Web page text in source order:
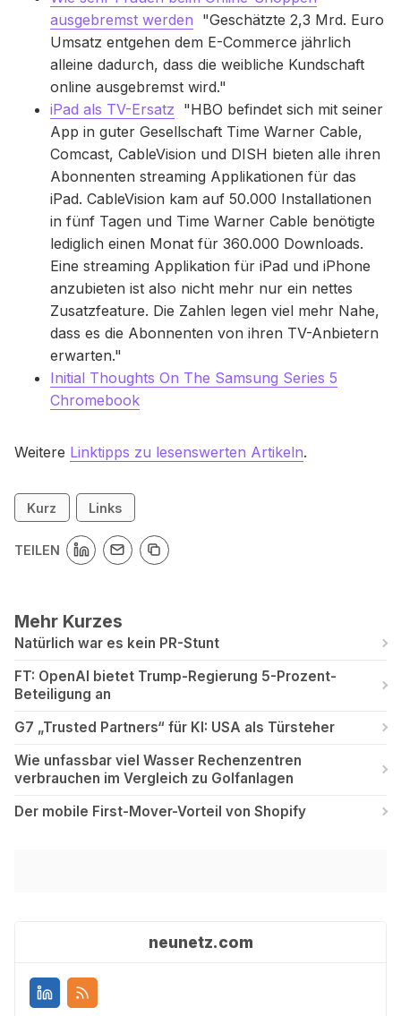
ausgebremst werden "Geschätzte 2,3 Mrd. Euro
Umsatz entgehen dem E-Commerce jährlich
alleine dadurch, dass die weibliche Kundschaft
online ausgebremst wird."
iPad als TV-Ersatz "HBO befindet sich mit seiner
App in guter Gesellschaft Time Warner Cable,
Comcast, CableVision und DISH bieten alle ihren
Abonnenten streaming Applikationen für das
iPad. CableVision kam auf 50.000 Installationen
in fünf Tagen und Time Warner Cable benötigte
lediglich einen Monat für 360.000 Downloads.
Eine streaming Applikation für iPad und iPhone
anzubieten ist also nicht mehr nur ein nettes
Zusatzfeature. Die Zahlen legen viel mehr Nahe,
dass es die Abonnenten von ihren TV-Anbietern
erwarten."
Initial Thoughts On The Samsung Series 5
Chromebook
Weitere Linktipps zu lesenswerten Artikeln.
Kurz Links
TEILEN
Mehr Kurzes
Natürlich war es kein PR-Stunt
FT: OpenAI bietet Trump-Regierung 5-Prozent-
Beteiligung an
G7 „Trusted Partners“ für KI: USA als Türsteher
Wie unfassbar viel Wasser Rechenzentren
verbrauchen im Vergleich zu Golfanlagen
Der mobile First-Mover-Vorteil von Shopify
neunetz.com